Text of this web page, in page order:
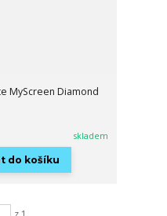
MyScreen Diamond
skladem
do košíku